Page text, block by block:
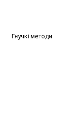
Гнучкі методи